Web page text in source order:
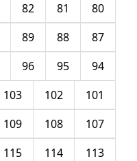
80
81
82
87
88
89
94
95
96
101
102
103
107
108
109
113
114
115